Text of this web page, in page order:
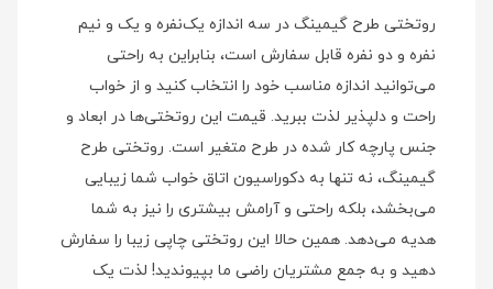
روتختی طرح گیمینگ در سه اندازه یک‌نفره و یک و نیم
نفره و دو نفره قابل سفارش است، بنابراین به راحتی
می‌توانید اندازه مناسب خود را انتخاب کنید و از خواب
راحت و دلپذیر لذت ببرید. قیمت این روتختی‌ها در ابعاد و
جنس پارچه کار شده در طرح متغیر است. روتختی طرح
گیمینگ، نه تنها به دکوراسیون اتاق خواب شما زیبایی
می‌بخشد، بلکه راحتی و آرامش بیشتری را نیز به شما
هدیه می‌دهد. همین حالا این روتختی چاپی زیبا را سفارش
دهید و به جمع مشتریان راضی ما بپیوندید! لذت یک